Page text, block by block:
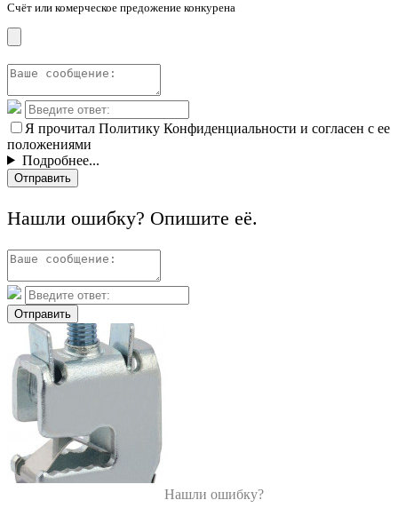
Счёт или комерческое предожение конкурена
Я прочитал Политику Конфиденциальности и согласен с ее
положениями
Подробнее...
Отправить
Нашли ошибку? Опишите её.
Отправить
Нашли ошибку?